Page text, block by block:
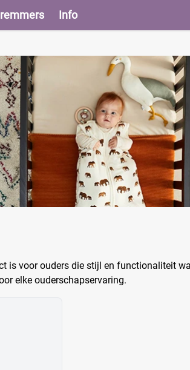
Info
is voor ouders die stijl en functionaliteit
elke ouderschapservaring.